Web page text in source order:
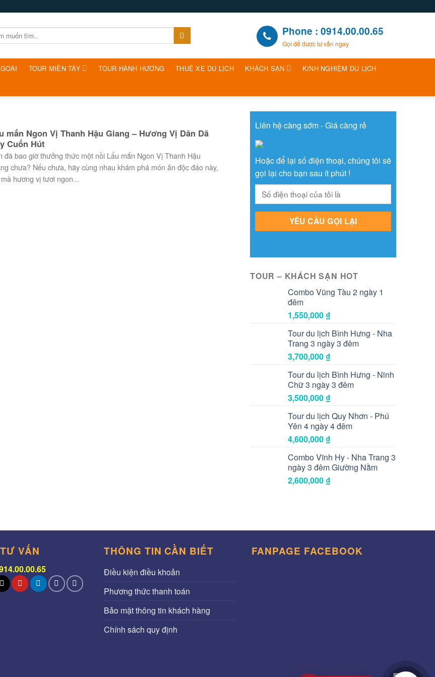
Phone : 0914.00.00.65
Gọi để được tư vấn ngay
TOUR MIỀN TÂY TOUR HÀNH HƯƠNG THUÊ XE DU LỊCH KHÁCH SẠN
KINH NGHIỆM DU LỊCH
mắn Ngon Vị Thanh Hậu Giang – Hương Vị Dân Dã
Cuốn Hút
đã bao giờ thưởng thức một nồi Lẩu mắn Ngon Vị Thanh Hậu
chưa? Nếu chưa, hãy cùng nhau khám phá món ăn độc đáo này,
hương vị tươi ngon...
Liên hệ càng sớm - Giá càng rẻ
Hoặc để lại số điện thoại, chúng tôi sẽ
gọi lại cho bạn sau ít phút !
TOUR – KHÁCH SẠN HOT
Combo Vũng Tàu 2 ngày 1
đêm
1,550,000 ₫
Tour du lịch Bình Hưng - Nha
Trang 3 ngày 3 đêm
3,700,000 ₫
Tour du lịch Bình Hưng - Ninh
Chữ 3 ngày 3 đêm
3,500,000 ₫
Tour du lịch Quy Nhơn - Phú
Yên 4 ngày 4 đêm
4,600,000 ₫
Combo Vĩnh Hy - Nha Trang 3
ngày 3 đêm Giường Nằm
2,600,000 ₫
VẤN THÔNG TIN CẦN BIẾT
Điều kiện điều khoản
Phương thức thanh toán
Bảo mật thông tin khách hàng
Chính sách quy định
FANPAGE FACEBOOK